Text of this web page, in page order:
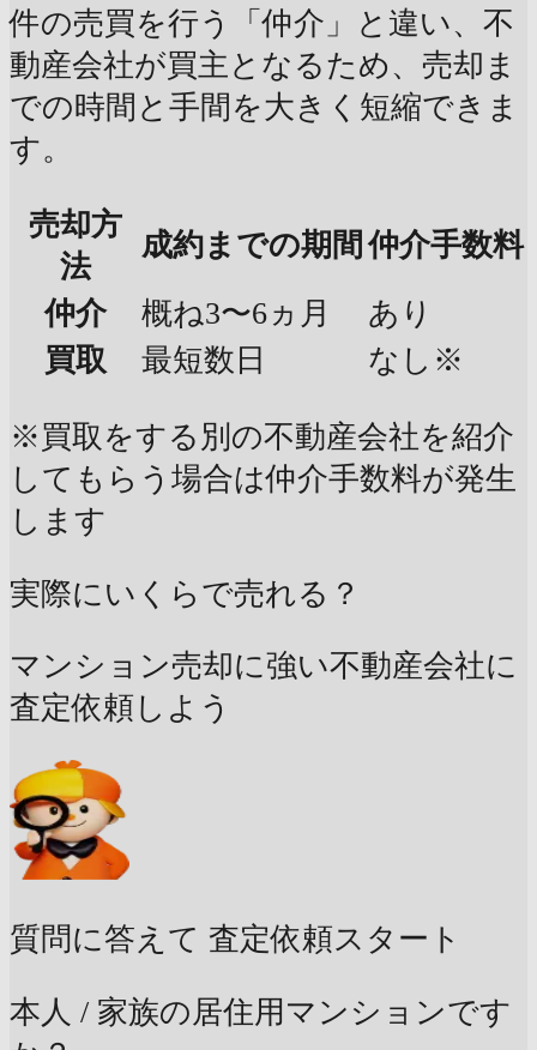
件の売買を行う「仲介」と違い、不
動産会社が買主となるため、売却ま
での時間と手間を大きく短縮できま
す。
売却方
法
成約までの期間 仲介手数料
仲介
概ね3〜6ヵ月
あり
買取
最短数日 なし※
※買取をする別の不動産会社を紹介
してもらう場合は仲介手数料が発生
します
実際にいくらで売れる？
マンション売却に強い不動産会社に
査定依頼しよう
質問に答えて 査定依頼スタート
本人 / 家族の居住用マンションです